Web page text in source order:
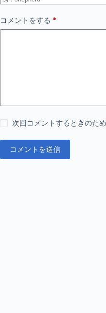
コメントをする *
次回コメントするときのた
コメントを送信